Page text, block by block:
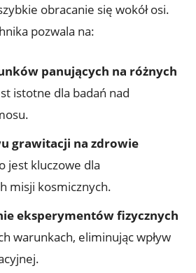
obracanie się wokół osi.
⁢pozwala na:
panujących na ‍różnych
istotne dla badań ⁢nad
grawitacji na⁤ zdrowie
‌jest kluczowe dla
misji ⁢kosmicznych.
eksperymentów fizycznych
warunkach, eliminując⁣ wpływ